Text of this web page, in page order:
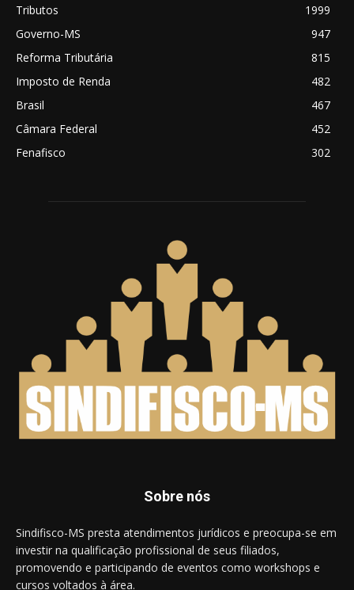
Tributos
1999
Governo-MS
947
Reforma Tributária
815
Imposto de Renda
482
Brasil
467
Câmara Federal
452
Fenafisco
302
Sobre nós
Sindifisco-MS presta atendimentos jurídicos e preocupa-se em
investir na qualificação profissional de seus filiados,
promovendo e participando de eventos como workshops e
cursos voltados à área.